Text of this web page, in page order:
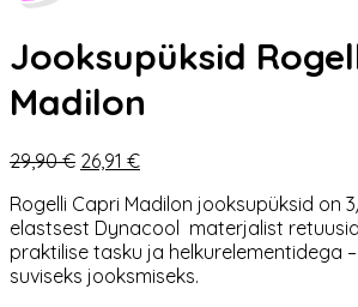
Jooksupüksid
Madilon
29,90€ Algne
oli:
29,90 €.
26,91 €Praegune
on:
26,91 €.
Rogelli Capri Madilon jooksupüksid on
elastsest Dynacool materjalist
praktilise tasku ja helkurelementidega
suviseks jooksmiseks.